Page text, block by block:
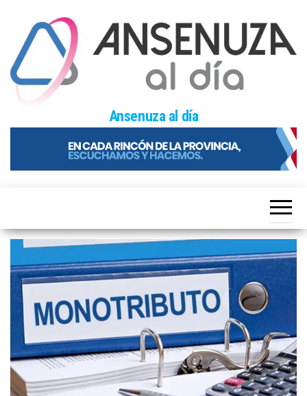
content
Ansenuza al día